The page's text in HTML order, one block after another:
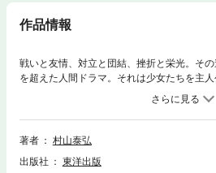
作品情報
戦いと友情、対立と団結、挫折と栄光。そ
を超えた人間ドラマ。それは少女たちを主
あって「たかがアイドルの話」と侮ってい
著者
村山泰弘
出版社
東洋出版